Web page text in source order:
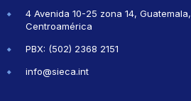
4 Avenida 10-25 zona 14, Guatemala,
Centroamérica
PBX: (502) 2368 2151
info@sieca.int